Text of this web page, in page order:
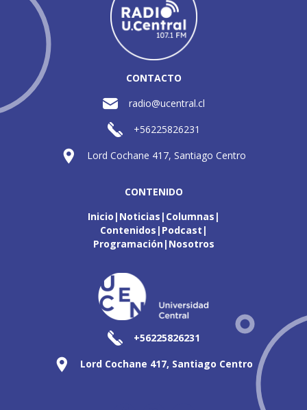
CONTACTO
radio@ucentral.cl
+56225826231
Lord Cochane 417, Santiago Centro
CONTENIDO
Inicio Noticias Columnas
Contenidos Podcast
Programación Nosotros
+56225826231
Lord Cochane 417, Santiago Centro